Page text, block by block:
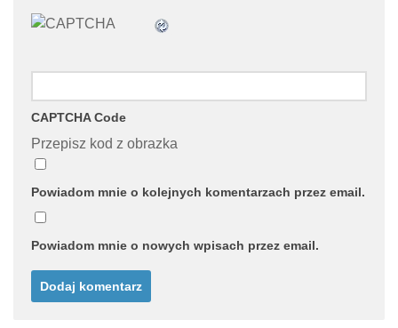
CAPTCHA Code
Przepisz kod z obrazka
Powiadom mnie o kolejnych komentarzach przez email.
Powiadom mnie o nowych wpisach przez email.